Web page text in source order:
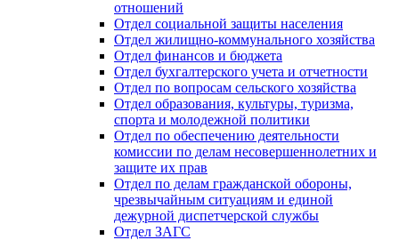
отношений
Отдел социальной защиты населения
Отдел жилищно-коммунального хозяйства
Отдел финансов и бюджета
Отдел бухгалтерского учета и отчетности
Отдел по вопросам сельского хозяйства
Отдел образования, культуры, туризма,
спорта и молодежной политики
Отдел по обеспечению деятельности
комиссии по делам несовершеннолетних и
защите их прав
Отдел по делам гражданской обороны,
чрезвычайным ситуациям и единой
дежурной диспетчерской службы
Отдел ЗАГС